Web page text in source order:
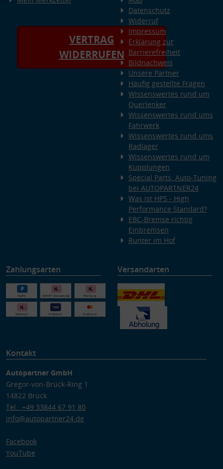
VERTRAG
WIDERRUFEN
Datenschutz
Widerruf
Impressum
Erklärung zur
Barrierefreiheit
Bildnachweis
Unsere Partner
Häufig gestellte Fragen
Wissenswertes rund um
Querlenker
Wissenswertes rund ums
Fahrwerk
Wissenswertes rund ums
Radlager
Wissenswertes rund um
Kupplungen
Special Parts: Auto-Tuning
bei AUTOPARTNER24
Was ist HPS - High
Performance Standard?
EBC-Bremse richtig
Einbremsen
Runter im Hof
Zahlungsarten Versandarten
Kontakt
Autopartner GmbH
Gregor-von-Brück-Ring 1
14822 Brück
Tel.: +49 33844 67 91 80
info@autopartner24.de
Facebook
YouTube